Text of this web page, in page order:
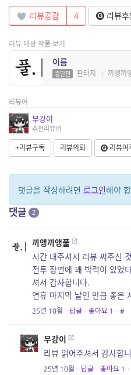
리뷰공감
4 리뷰후
리뷰 대상 작품 보기
이름
중단편 판타지 | 끼앵끼
리뷰어
무강이
추천리뷰어
+리뷰구독 리뷰의뢰 리뷰어
댓글을 작성하려면 로그인해야
댓글 2
끼앵끼앵풀
시간 내주셔서 리뷰 써주신
전투 장면에 꽤 박력이 있었
셔서 감사합니다.
연휴 마지막 날인 만큼 좋은
25년 10월 · 답글 · 좋아요 1 · #
무강이
리뷰 읽어주셔서 감사합
25년 10월 · 답글 · 좋아요 1 ·